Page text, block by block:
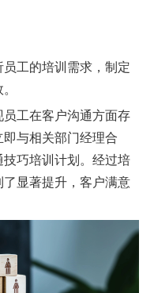
工的培训需求，制定
工在客户沟通方面存
与相关部门经理合
巧培训计划。经过培
显著提升，客户满意